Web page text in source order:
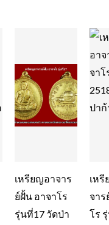
เหรียญอาจาร
ย์ฝั้น อาจาโร
รุ่นที่17 วัดป่า
เห
จาร
โร